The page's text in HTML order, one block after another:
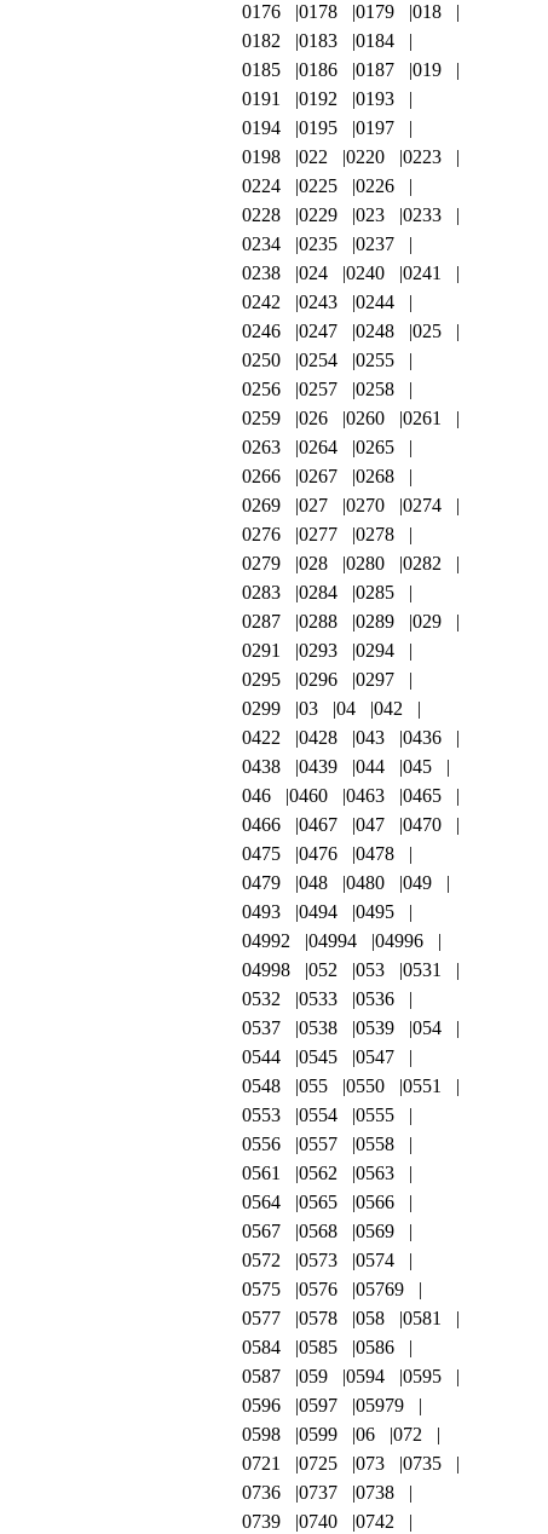
0176
0178 0179
018
0182
0183
0184
0185
0186 0187
019
0191
0192
0193
0194
0195
0197
0198
022 0220
0223
0224
0225
0226
0228
0229 023
0233
0234
0235
0237
0238
024 0240
0241
0242
0243
0244
0246
0247 0248
025
0250
0254
0255
0256
0257
0258
0259
026 0260
0261
0263
0264
0265
0266
0267
0268
0269
027 0270
0274
0276
0277
0278
0279
028 0280
0282
0283
0284
0285
0287
0288 0289
029
0291
0293
0294
0295
0296
0297
0299
03 04
042
0422
0428 043
0436
0438
0439 044
045
046
0460 0463
0465
0466
0467 047
0470
0475
0476
0478
0479
048 0480
049
0493
0494
0495
04992
04994
04996
04998
052 053
0531
0532
0533
0536
0537
0538 0539
054
0544
0545
0547
0548
055 0550
0551
0553
0554
0555
0556
0557
0558
0561
0562
0563
0564
0565
0566
0567
0568
0569
0572
0573
0574
0575
0576
05769
0577
0578 058
0581
0584
0585
0586
0587
059 0594
0595
0596
0597
05979
0598
0599 06
072
0721
0725 073
0735
0736
0737
0738
0739
0740
0742